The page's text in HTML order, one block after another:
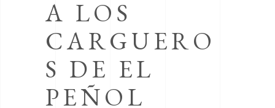
A LOS
CARGUERO
S DE EL
PEÑOL